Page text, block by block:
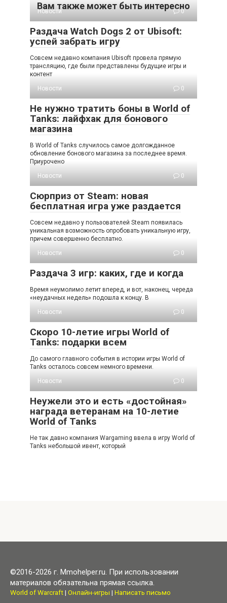
Вам также может быть интересно
Новости 0
Раздача Watch Dogs 2 от Ubisoft:
успей забрать игру
Совсем недавно компания Ubisoft провела прямую
трансляцию, где были представлены будущие игры и
контент
Новости
0
Не нужно тратить боны в World of
Tanks: лайфхак для бонового
магазина
В World of Tanks случилось самое долгожданное
обновление бонового магазина за последнее время.
Приурочено
Новости
0
Сюрприз от Steam: новая
бесплатная игра уже раздается
Совсем недавно у пользователей Steam появилась
уникальная возможность опробовать уникальную игру,
причем совершенно бесплатно.
Новости
0
Раздача 3 игр: каких, где и когда
Время неумолимо летит вперед, и вот, наконец, череда
«неудачных недель» подошла к концу. В
Новости
0
Скоро 10-летие игры World of
Tanks: подарки всем
До самого главного события в истории игры World of
Tanks осталось совсем немного времени.
Новости
0
Неужели это и есть «достойная»
награда ветеранам на 10-летие
World of Tanks
Не так давно компания Wargaming ввела в игру World of
Tanks небольшой ивент, который
©2016-2026 г. Mmohelper.ru. При использовании
материалов обязательна прямая ссылка.
World of Warcraft| Онлайн-игры | Написать письмо